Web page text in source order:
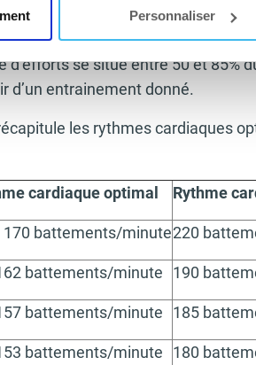
Personnaliser
de 45 ans le rythme
de savoir que – pendant des
d’efforts se situe entre 50 et 85%
d’un entrainement donné.
les rythmes cardiaques
cardiaque optimal Rythme
170 battements/minute220
battements/minute 190
battements/minute 185
battements/minute 180